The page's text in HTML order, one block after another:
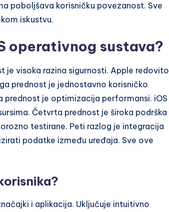
poboljšava korisničku povezanost. Sve
iskustvu.
operativnog sustava?
je visoka razina sigurnosti. Apple redovito
prednost je jednostavno korisničko
prednost je optimizacija performansi. iOS
Četvrta prednost je široka podrška
testirane. Peti razlog je integracija
podatke između uređaja. Sve ove
i aplikacija. Uključuje intuitivno